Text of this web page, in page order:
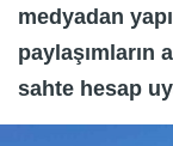
medyadan
paylaşımların
sahte hesap